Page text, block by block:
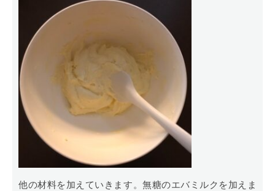
他の材料を加えていきます。無糖のエバミルクを加えま